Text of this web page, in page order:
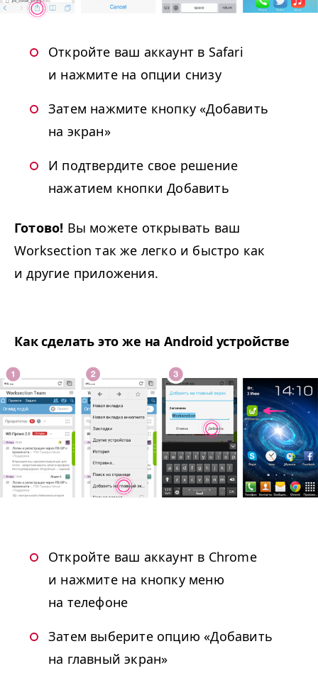
Откройте ваш аккаунт в Safari
и нажмите на опции снизу
Затем нажмите кнопку «Добавить
на экран»
И подтвердите свое решение
нажатием кнопки Добавить
Готово! Вы можете открывать ваш
Worksection так же легко и быстро как
и другие приложения.
Как сделать это же на Android устройстве
Откройте ваш аккаунт в Chrome
и нажмите на кнопку меню
на телефоне
Затем выберите опцию «Добавить
на главный экран»